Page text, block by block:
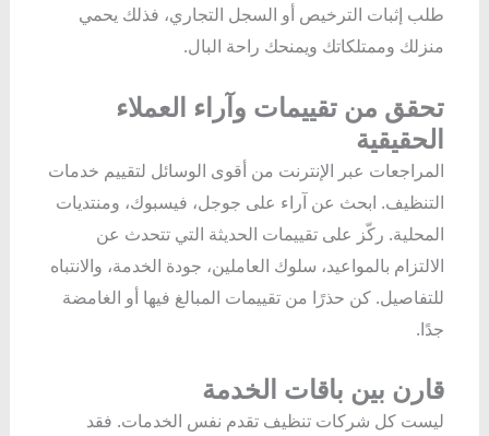
طلب إثبات الترخيص أو السجل التجاري، فذلك يحمي
منزلك وممتلكاتك ويمنحك راحة البال.
تحقق من تقييمات وآراء العملاء
الحقيقية
المراجعات عبر الإنترنت من أقوى الوسائل لتقييم خدمات
التنظيف. ابحث عن آراء على جوجل، فيسبوك، ومنتديات
المحلية. ركّز على تقييمات الحديثة التي تتحدث عن
الالتزام بالمواعيد، سلوك العاملين، جودة الخدمة، والانتباه
للتفاصيل. كن حذرًا من تقييمات المبالغ فيها أو الغامضة
جدًا.
قارن بين باقات الخدمة
ليست كل شركات تنظيف تقدم نفس الخدمات. فقد